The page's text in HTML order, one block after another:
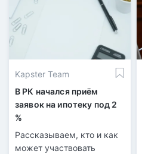
Kapster Team
В РК начался приём
заявок на ипотеку под 2
%
Рассказываем, кто и как
может участвовать